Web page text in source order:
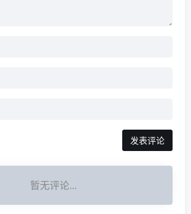
暂无评论...